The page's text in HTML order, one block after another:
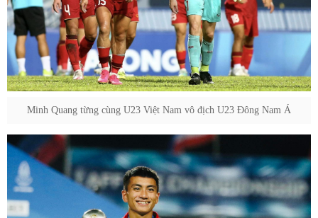
Minh Quang từng cùng U23 Việt Nam vô địch U23 Đông Nam Á